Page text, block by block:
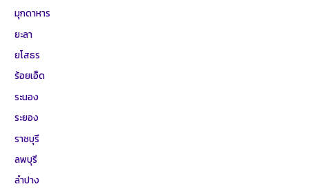
มุกดาหาร
ยะลา
ยโสธร
ร้อยเอ็ด
ระนอง
ระยอง
ราชบุรี
ลพบุรี
ลำปาง